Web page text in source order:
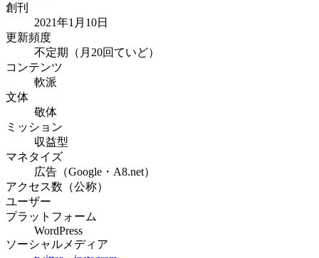
創刊
2021年1月10日
更新頻度
不定期（月20回ていど）
コンテンツ
軟派
文体
敬体
ミッション
収益型
マネタイズ
広告（Google・A8.net）
アクセス数（公称）
ユーザー
プラットフォーム
WordPress
ソーシャルメディア